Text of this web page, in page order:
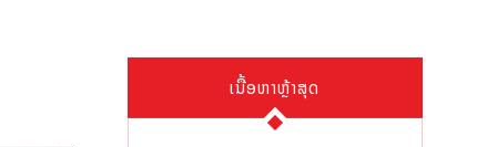
ເນື້ອຫາຫຼ້າສຸດ